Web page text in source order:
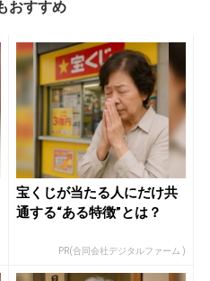
おすすめ
宝くじが当たる人にだけ共
通する“ある特徴”とは？
PR(合同会社デジタルファーム )